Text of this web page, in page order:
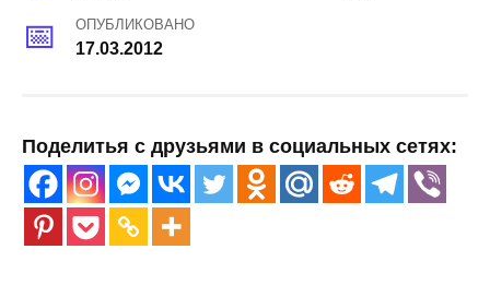
ОПУБЛИКОВАНО
17.03.2012
Поделитья с друзьями в социальных сетях: